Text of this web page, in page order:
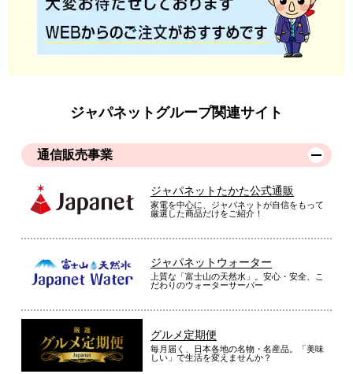
ジャパネットグループ関連サイト
通信販売事業
ジャパネットたかた公式通販
家電を中心に、ジャパネットが自信をもって
厳選した商品だけをご紹介！
ジャパネットウォーター
上質な「富士山の天然水」。安心・安全、こ
だわりのウォーターサーバー
グルメ定期便
毎月届く、日本各地の名物・名産品。「美味
しい」で生活を変えませんか？